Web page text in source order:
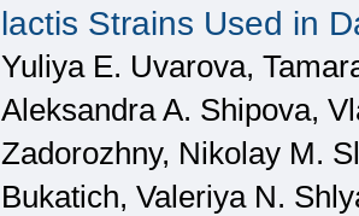
lactis Strains Used in
Yuliya E. Uvarova,
Aleksandra A. Shipova,
Zadorozhny, Nikolay M.
Bukatich, Valeriya N.